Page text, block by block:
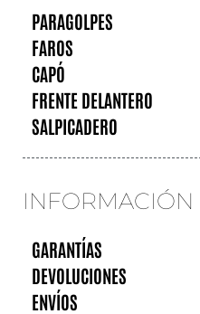
PARAGOLPES
FAROS
CAPÓ
FRENTE DELANTERO
SALPICADERO
INFORMACIÓN
GARANTÍAS
DEVOLUCIONES
ENVÍOS